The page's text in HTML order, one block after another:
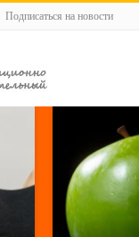
Подписаться на новости